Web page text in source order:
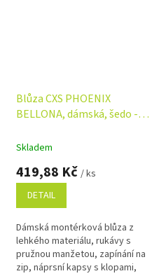
Blůza CXS PHOENIX
BELLONA, dámská, šedo -
Skladem
419,88 Kč / ks
DETAIL
Dámská montérková blůza z
lehkého materiálu, rukávy s
pružnou manžetou, zapínání na
zip, náprsní kapsy s klopami,